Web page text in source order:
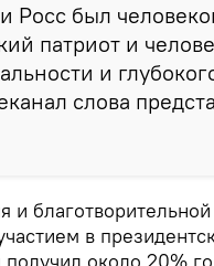
Росс был
патриот и
и
слова
и благотворительной
в